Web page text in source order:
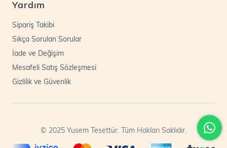
Yardım
Sipariş Takibi
Sıkça Sorulan Sorular
İade ve Değişim
Mesafeli Satış Sözleşmesi
Gizlilik ve Güvenlik
© 2025 Yusem Tesettür. Tüm Hakları Saklıdır.